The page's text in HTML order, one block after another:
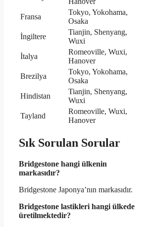
Fransa
Tokyo, Yokohama,
Osaka
İngiltere
Tianjin, Shenyang,
Wuxi
İtalya
Romeoville, Wuxi,
Hanover
Brezilya
Tokyo, Yokohama,
Osaka
Hindistan
Tianjin, Shenyang,
Wuxi
Tayland
Romeoville, Wuxi,
Hanover
Sık Sorulan Sorular
Bridgestone hangi ülkenin
markasıdır?
Bridgestone Japonya’nın markasıdır.
Bridgestone lastikleri hangi ülkede
üretilmektedir?